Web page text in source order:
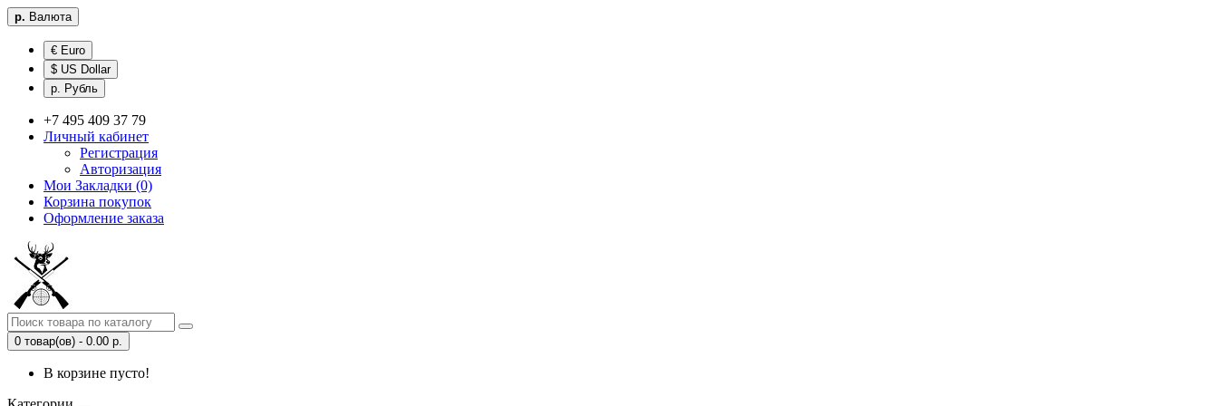
р. Валюта
€ Euro
$ US Dollar
р. Рубль
+7 495 409 37 79
Личный кабинет
Регистрация
Авторизация
Мои Закладки (0)
Корзина покупок
Оформление заказа
0 товар(ов) - 0.00 р.
В корзине пусто!